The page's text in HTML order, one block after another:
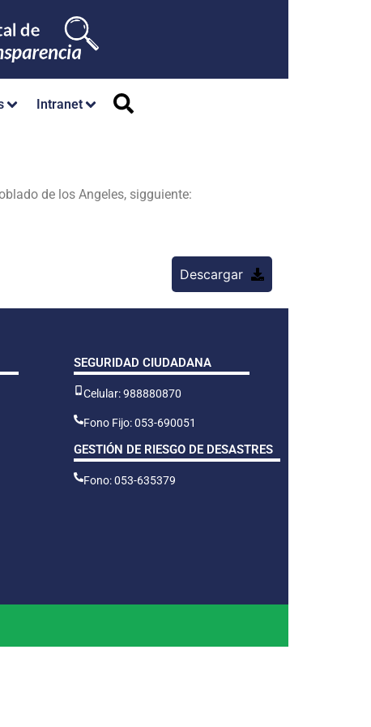
Intranet
de los Angeles, sigguiente:
Descargar
SEGURIDAD CIUDADANA
Celular: 988880870
Fono Fijo: 053-690051
GESTIÓN DE RIESGO DE DESASTRES
Fono: 053-635379